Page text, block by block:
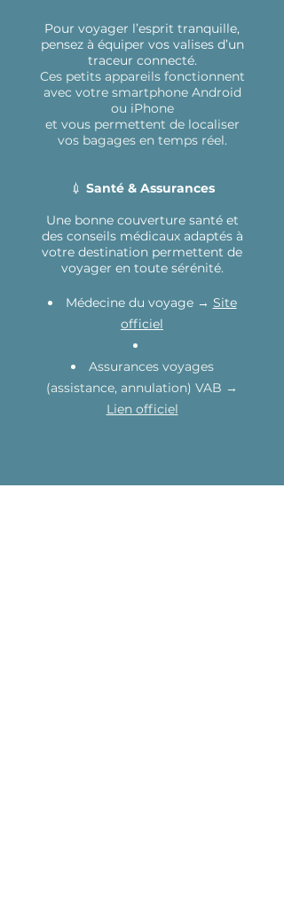
Pour voyager l’esprit tranquille,
pensez à équiper vos valises d’un
traceur connecté.
Ces petits appareils fonctionnent
avec votre smartphone Android
ou iPhone
et vous permettent de localiser
vos bagages en temps réel.
💉 Santé & Assurances
Une bonne couverture santé et
des conseils médicaux adaptés à
votre destination permettent de
voyager en toute sérénité.
Médecine du voyage → Site
officiel
Assurances voyages
(assistance, annulation) VAB →
Lien officiel